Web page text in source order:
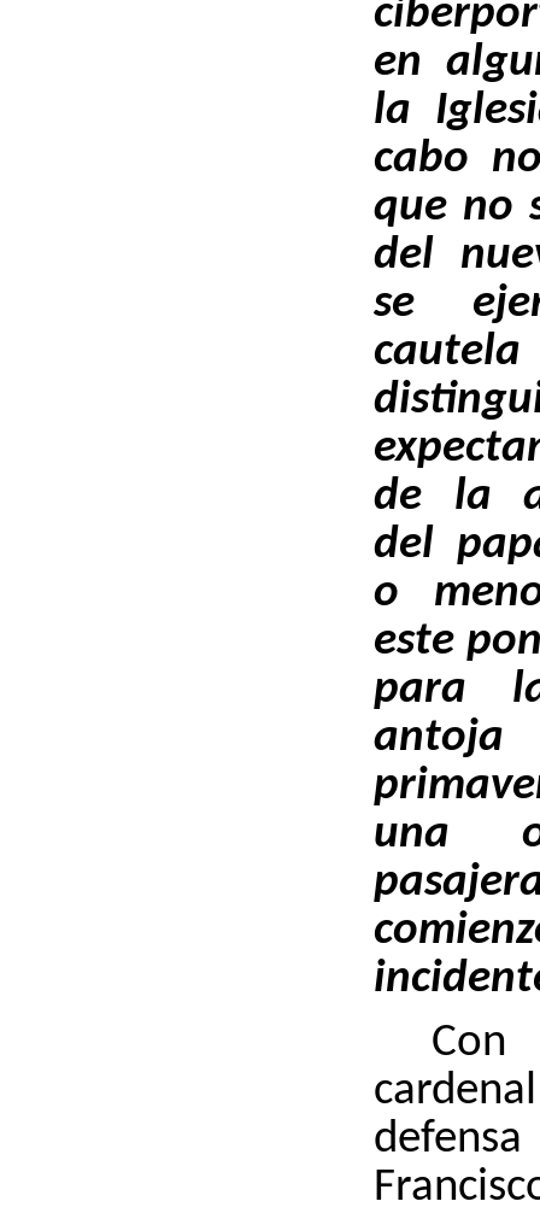
en
la
cabo
que no
del
se
cautela
de la
del
o
este
para
una